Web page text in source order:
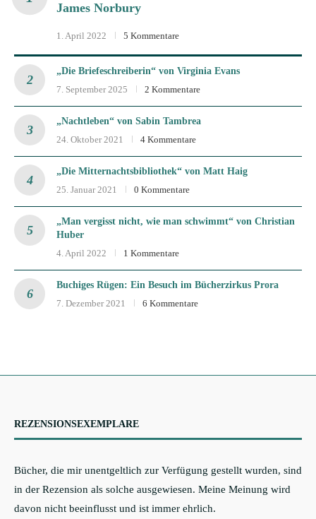
James Norbury
1. April 2022 5 Kommentare
„Die Briefeschreiberin“ von Virginia Evans
7. September 2025
2 Kommentare
„Nachtleben“ von Sabin Tambrea
24. Oktober 2021
4 Kommentare
„Die Mitternachtsbibliothek“ von Matt Haig
25. Januar 2021
0 Kommentare
„Man vergisst nicht, wie man schwimmt“ von Christian
Huber
4. April 2022
1 Kommentare
Buchiges Rügen: Ein Besuch im Bücherzirkus Prora
7. Dezember 2021
6 Kommentare
REZENSIONSEXEMPLARE
Bücher, die mir unentgeltlich zur Verfügung gestellt wurden, sind
in der Rezension als solche ausgewiesen. Meine Meinung wird
davon nicht beeinflusst und ist immer ehrlich.